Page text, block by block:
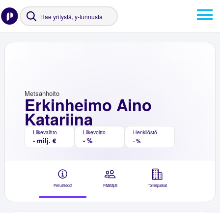
Erkinheimo Aino
Katariina
Metsänhoito
Liikevaihto
- milj. €
Liikevoitto
- %
Henkilöstö
- %
Perustiedot Päättäjät Toimipaikat